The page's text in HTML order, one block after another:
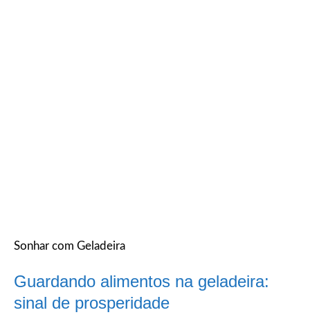
Sonhar com Geladeira
Guardando alimentos na geladeira:
sinal de prosperidade